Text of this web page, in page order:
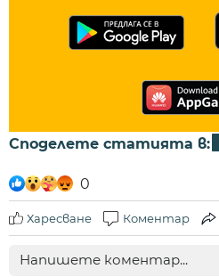
Споделете статията в:
0
Харесване Коментар